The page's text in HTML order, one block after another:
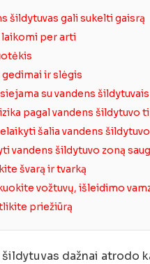
šildytuvas gali sukelti gaisrą
laikomi per arti
ir slėgis
su vandens šildytuvais
pagal vandens šildytuvo
šalia vandens šildytuvo
vandens šildytuvo zoną
švarą ir tvarką
vožtuvų, išleidimo
priežiūrą
dažnai atrodo